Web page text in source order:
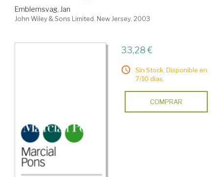
Emblemsvag, Jan
John Wiley & Sons Limited. New Jersey, 2003
33,28 €
Sin Stock. Disponible en
7/10 días.
COMPRAR